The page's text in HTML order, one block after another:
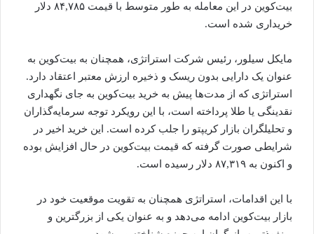
بیت‌کوین در این معامله به طور متوسط با قیمت ۸۴,۷۸۵ دلار
خریداری شده است.
مایکل سیلور، رئیس شرکت استراتژی، همچنان به بیت‌کوین به
عنوان یک دارایی بدون ریسک و ذخیره ارزش معتبر اعتقاد دارد.
استراتژی که از مدت‌ها پیش به خرید بیت‌کوین به جای نگهداری
نقدینگی یا طلا پرداخته است، با این رویکرد توجه سرمایه‌گذاران
و تحلیلگران بازار کریپتو را جلب کرده است. این خرید اخیر در
شرایطی صورت گرفته که قیمت بیت‌کوین در حال افزایش بوده
و اکنون به ۸۷,۳۱۹ دلار رسیده است.
با این اقدامات، استراتژی همچنان به تقویت موقعیت خود در
بازار بیت‌کوین ادامه می‌دهد و به عنوان یکی از بزرگترین و